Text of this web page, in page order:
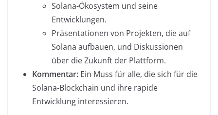
Solana-Ökosystem und seine
Entwicklungen.
Präsentationen von Projekten, die auf
Solana aufbauen, und Diskussionen
über die Zukunft der Plattform.
Kommentar: Ein Muss für alle, die sich für die
Solana-Blockchain und ihre rapide
Entwicklung interessieren.